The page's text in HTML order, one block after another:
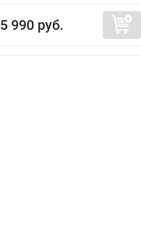
5 990 руб.